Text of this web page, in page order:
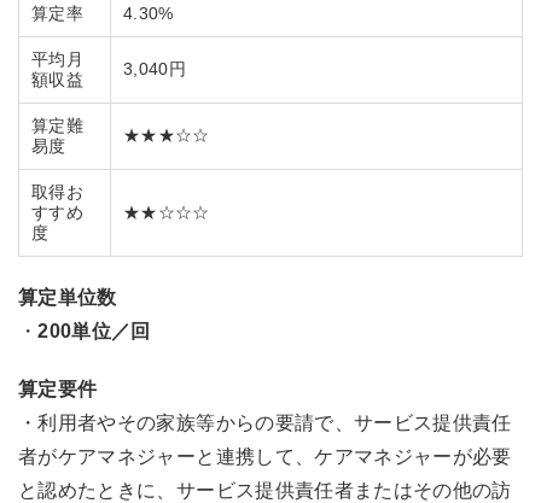
算定率 4.30%
平均月
額収益
3,040円
算定難
易度
★★★☆☆
取得お
すすめ
度
★★☆☆☆
算定単位数
・200単位／回
算定要件
・利用者やその家族等からの要請で、サービス提供責任
者がケアマネジャーと連携して、ケアマネジャーが必要
と認めたときに、サービス提供責任者またはその他の訪